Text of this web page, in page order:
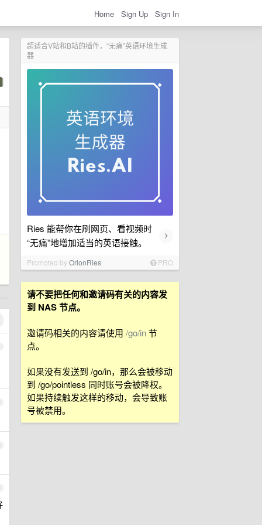
Home Sign Up Sign In
超适合V站和B站的插件，“无痛”英语环境生成
器
Ries 能帮你在刷网页、看视频时
“无痛”地增加适当的英语接触。
›
Promoted byOrionRies PRO
请不要把任何和邀请码有关的内容发
到 NAS 节点。
邀请码相关的内容请使用 /go/in节
点。
如果没有发送到 /go/in，那么会被移动
到 /go/pointless 同时账号会被降权。
如果持续触发这样的移动，会导致账
号被禁用。